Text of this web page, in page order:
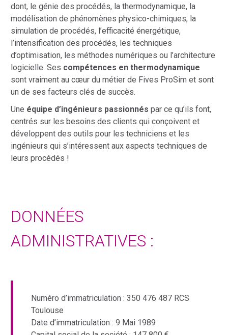
dont, le génie des procédés, la thermodynamique, la
modélisation de phénomènes physico-chimiques, la
simulation de procédés, l’efficacité énergétique,
l’intensification des procédés, les techniques
d’optimisation, les méthodes numériques ou l’architecture
logicielle. Ses compétences en thermodynamique
sont vraiment au cœur du métier de Fives ProSim et sont
un de ses facteurs clés de succès.
Une équipe d’ingénieurs passionnés par ce qu’ils font,
centrés sur les besoins des clients qui conçoivent et
développent des outils pour les techniciens et les
ingénieurs qui s’intéressent aux aspects techniques de
leurs procédés !
DONNÉES
ADMINISTRATIVES :
Numéro d’immatriculation : 350 476 487 RCS
Toulouse
Date d’immatriculation : 9 Mai 1989